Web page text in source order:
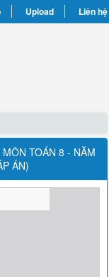
Upload Liên hệ
TOÁN 8 - NĂM
ÁN)